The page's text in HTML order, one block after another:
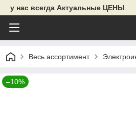
у нас всегда Актуальные ЦЕНЫ
Весь ассортимент
–10%